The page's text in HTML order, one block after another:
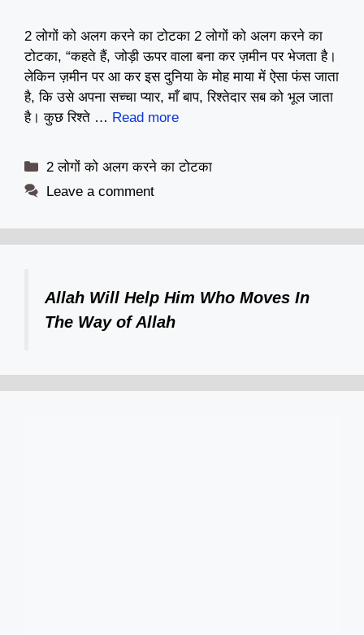
2 लोगों को अलग करने का टोटका 2 लोगों को अलग करने का
टोटका, “कहते हैं, जोड़ी ऊपर वाला बना कर ज़मीन पर भेजता है।
लेकिन ज़मीन पर आ कर इस दुनिया के मोह माया में ऐसा फंस जाता
है, कि उसे अपना सच्चा प्यार, माँ बाप, रिश्तेदार सब को भूल जाता
है। कुछ रिश्ते … Read more
Categories
2 लोगों को अलग करने का टोटका
Leave a comment
Allah Will Help Him Who Moves In
The Way of Allah